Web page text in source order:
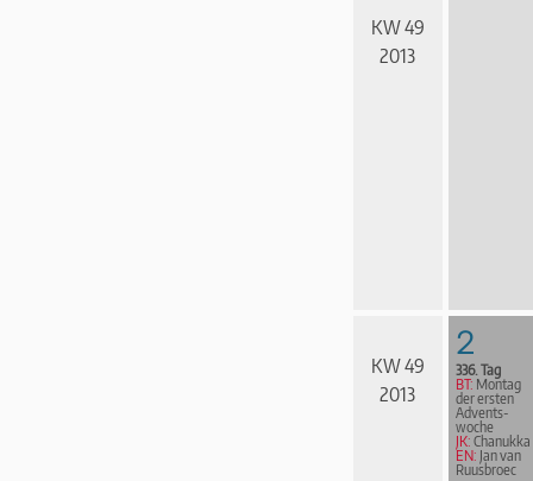
KW 49
2013
KW 49
2013
2
336. Tag
BT: Montag
der ersten
Advents­
woche
JK: Chanukka
EN: Jan van
Ruusbroec